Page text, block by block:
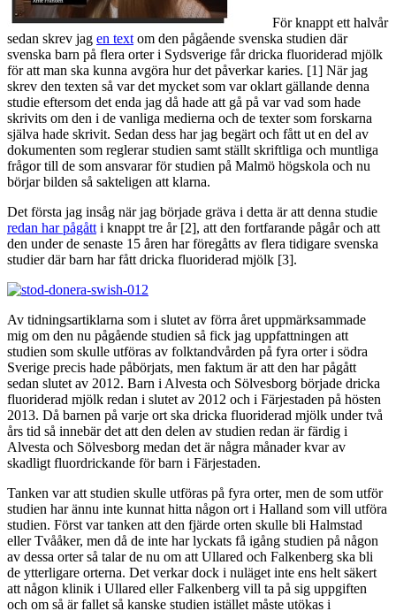
För knappt ett halvår
sedan skrev jag en text om den pågående svenska studien där
svenska barn på flera orter i Sydsverige får dricka fluoriderad mjölk
för att man ska kunna avgöra hur det påverkar karies. [1] När jag
skrev den texten så var det mycket som var oklart gällande denna
studie eftersom det enda jag då hade att gå på var vad som hade
skrivits om den i de vanliga medierna och de texter som forskarna
själva hade skrivit. Sedan dess har jag begärt och fått ut en del av
dokumenten som reglerar studien samt ställt skriftliga och muntliga
frågor till de som ansvarar för studien på Malmö högskola och nu
börjar bilden så sakteligen att klarna.
Det första jag insåg när jag började gräva i detta är att denna studie
redan har pågått i knappt tre år [2], att den fortfarande pågår och att
den under de senaste 15 åren har föregåtts av flera tidigare svenska
studier där barn har fått dricka fluoriderad mjölk [3].
Av tidningsartiklarna som i slutet av förra året uppmärksammade
mig om den nu pågående studien så fick jag uppfattningen att
studien som skulle utföras av folktandvården på fyra orter i södra
Sverige precis hade påbörjats, men faktum är att den har pågått
sedan slutet av 2012. Barn i Alvesta och Sölvesborg började dricka
fluoriderad mjölk redan i slutet av 2012 och i Färjestaden på hösten
2013. Då barnen på varje ort ska dricka fluoriderad mjölk under två
års tid så innebär det att den delen av studien redan är färdig i
Alvesta och Sölvesborg medan det är några månader kvar av
skadligt fluordrickande för barn i Färjestaden.
Tanken var att studien skulle utföras på fyra orter, men de som utför
studien har ännu inte kunnat hitta någon ort i Halland som vill utföra
studien. Först var tanken att den fjärde orten skulle bli Halmstad
eller Tvååker, men då de inte har lyckats få igång studien på någon
av dessa orter så talar de nu om att Ullared och Falkenberg ska bli
de ytterligare orterna. Det verkar dock i nuläget inte ens helt säkert
att någon klinik i Ullared eller Falkenberg vill ta på sig uppgiften
och om så är fallet så kanske studien istället måste utökas i